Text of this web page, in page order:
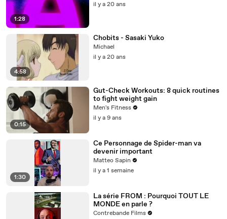
1:28
il y a 20 ans
4:58
Chobits - Sasaki Yuko
Michael
il y a 20 ans
0:15
Gut-Check Workouts: 8 quick routines
to fight weight gain
Men's Fitness
il y a 9 ans
1:30
Ce Personnage de Spider-man va
devenir important
Matteo Sapin
il y a 1 semaine
La série FROM : Pourquoi TOUT LE
MONDE en parle ?
Contrebande Films